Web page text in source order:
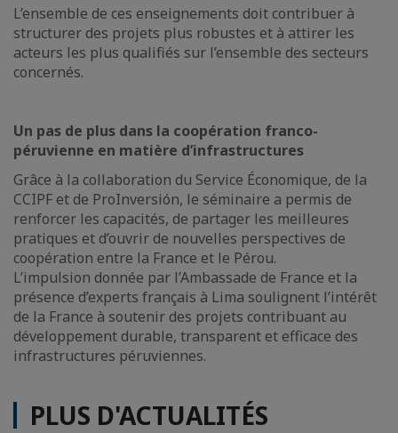
L’ensemble de ces enseignements doit contribuer à
structurer des projets plus robustes et à attirer les
acteurs les plus qualifiés sur l’ensemble des secteurs
concernés.
Un pas de plus dans la coopération franco-
péruvienne en matière d’infrastructures
Grâce à la collaboration du Service Économique, de la
CCIPF et de ProInversión, le séminaire a permis de
renforcer les capacités, de partager les meilleures
pratiques et d’ouvrir de nouvelles perspectives de
coopération entre la France et le Pérou.
L’impulsion donnée par l’Ambassade de France et la
présence d’experts français à Lima soulignent l’intérêt
de la France à soutenir des projets contribuant au
développement durable, transparent et efficace des
infrastructures péruviennes.
PLUS D'ACTUALITÉS